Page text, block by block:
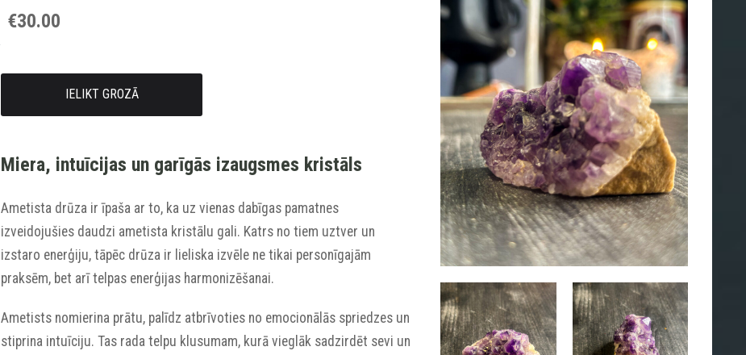
€30.00
IELIKT GROZĀ
Miera, intuīcijas un garīgās izaugsmes kristāls
Ametista drūza ir īpaša ar to, ka uz vienas dabīgas pamatnes
izveidojušies daudzi ametista kristālu gali. Katrs no tiem uztver un
izstaro enerģiju, tāpēc drūza ir lieliska izvēle ne tikai personīgajām
praksēm, bet arī telpas enerģijas harmonizēšanai.
Ametists nomierina prātu, palīdz atbrīvoties no emocionālās spriedzes un
stiprina intuīciju. Tas rada telpu klusumam, kurā vieglāk sadzirdēt sevi un